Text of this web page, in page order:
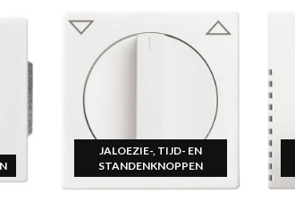
JALOEZIE-, TIJD- EN
STANDENKNOPPEN